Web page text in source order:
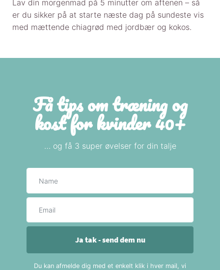
Lav din morgenmad på 5 minutter om aftenen – så
er du sikker på at starte næste dag på sundeste vis
med mættende chiagrød med jordbær og kokos.
Få tips om træning og
kost for kvinder 40+
… og få 3 super øvelser for din talje
Ja tak - send dem nu
Du kan afmelde dig med et enkelt klik i hver mail, vi